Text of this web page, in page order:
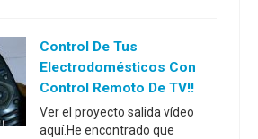
Control De Tus
Electrodomésticos Con
Control Remoto De TV!!
Ver el proyecto salida vídeo
aquí.He encontrado que